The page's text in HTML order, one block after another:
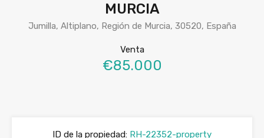
MURCIA
Jumilla, Altiplano, Región de Murcia, 30520, España
Venta
€85.000
ID de la propiedad: RH-22352-property